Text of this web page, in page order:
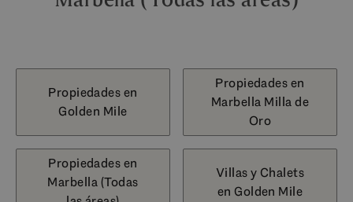
Propiedades en
Golden Mile
Propiedades en
Marbella Milla de
Oro
Propiedades en
Marbella (Todas
Villas y Chalets
en Golden Mile